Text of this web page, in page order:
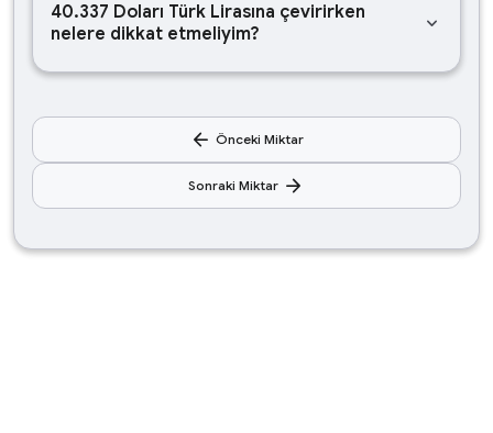
40.337 Doları Türk Lirasına çevirirken
nelere dikkat etmeliyim?
keyboard_arrow_down
arrow_back Önceki Miktar
Sonraki Miktar arrow_forward